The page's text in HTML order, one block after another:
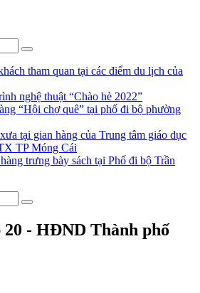
tham quan tại các điểm du lịch của
nghệ thuật “Chào hè 2022”
“Hội chợ quê” tại phố đi bộ phường
tại gian hàng của Trung tâm giáo dục
TP Móng Cái
trưng bày sách tại Phố đi bộ Trần
- HĐND Thành phố